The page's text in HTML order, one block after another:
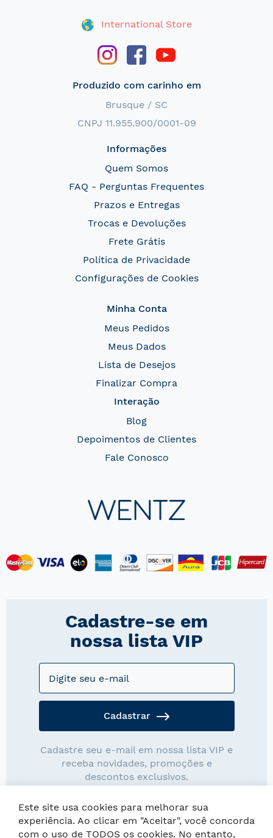
International Store
Produzido com carinho em
Brusque / SC
CNPJ 11.955.900/0001-09
Informações
Quem Somos
FAQ - Perguntas Frequentes
Prazos e Entregas
Trocas e Devoluções
Frete Grátis
Política de Privacidade
Configurações de Cookies
Minha Conta
Meus Pedidos
Meus Dados
Lista de Desejos
Finalizar Compra
Interação
Blog
Depoimentos de Clientes
Fale Conosco
Cadastre-se em
nossa lista VIP
Cadastrar
Cadastre seu e-mail em nossa lista VIP e
receba novidades, promoções e
descontos exclusivos.
Este site usa cookies para melhorar sua
experiência. Ao clicar em "Aceitar", você concorda
com o uso de TODOS os cookies. No entanto,